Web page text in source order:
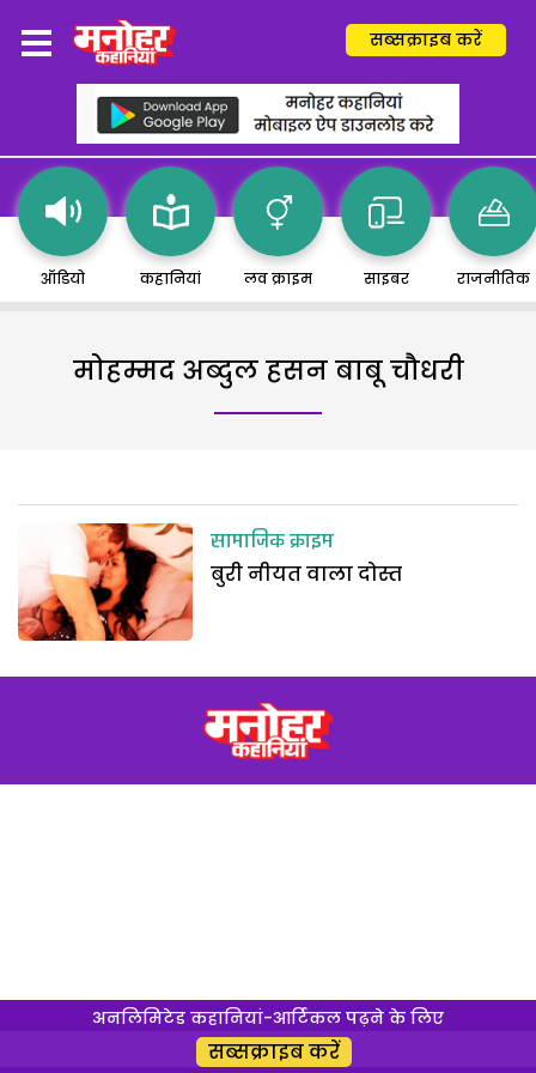
सब्सक्राइब करें
ऑडियो कहानियां लव क्राइम साइबर राजनीतिक
मोहम्मद अब्दुल हसन बाबू चौधरी
सामाजिक क्राइम
बुरी नीयत वाला दोस्त
अनलिमिटेड कहानियां-आर्टिकल पढ़ने के लिए
सब्सक्राइब करें